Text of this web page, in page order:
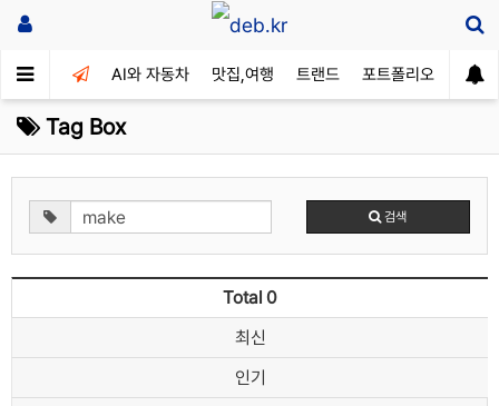
AI와 자동차 맛집,여행 트랜드 포트폴리오
Tag Box
검색
Total 0
최신
인기